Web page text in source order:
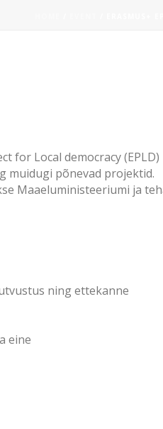
for Local democracy
muidugi põnevad projektid.
Maaeluministeeriumi ja
ning ettekanne
eine